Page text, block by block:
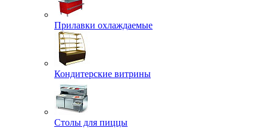
Прилавки охлаждаемые
Кондитерские витрины
Столы для пиццы